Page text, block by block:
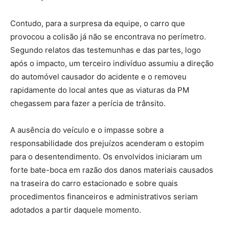
Contudo, para a surpresa da equipe, o carro que
provocou a colisão já não se encontrava no perímetro.
Segundo relatos das testemunhas e das partes, logo
após o impacto, um terceiro indivíduo assumiu a direção
do automóvel causador do acidente e o removeu
rapidamente do local antes que as viaturas da PM
chegassem para fazer a perícia de trânsito.
A ausência do veículo e o impasse sobre a
responsabilidade dos prejuízos acenderam o estopim
para o desentendimento. Os envolvidos iniciaram um
forte bate-boca em razão dos danos materiais causados
na traseira do carro estacionado e sobre quais
procedimentos financeiros e administrativos seriam
adotados a partir daquele momento.